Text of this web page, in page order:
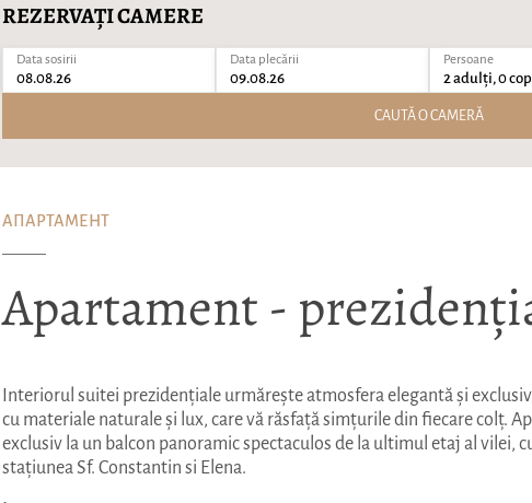
REZERVAȚI CAMERE
Data sosirii
08.08.26
Data plecării
09.08.26
Persoane
2 adulți, 0
CAUTĂ O CAMERĂ
АПАРТАМЕНТ
Apartament -
Interiorul suitei prezidențiale urmărește atmosfera elegantă și
cu materiale naturale și lux, care vă răsfață simțurile din fiecare colț.
exclusiv la un balcon panoramic spectaculos de la ultimul etaj al vilei,
stațiunea Sf. Constantin si Elena.